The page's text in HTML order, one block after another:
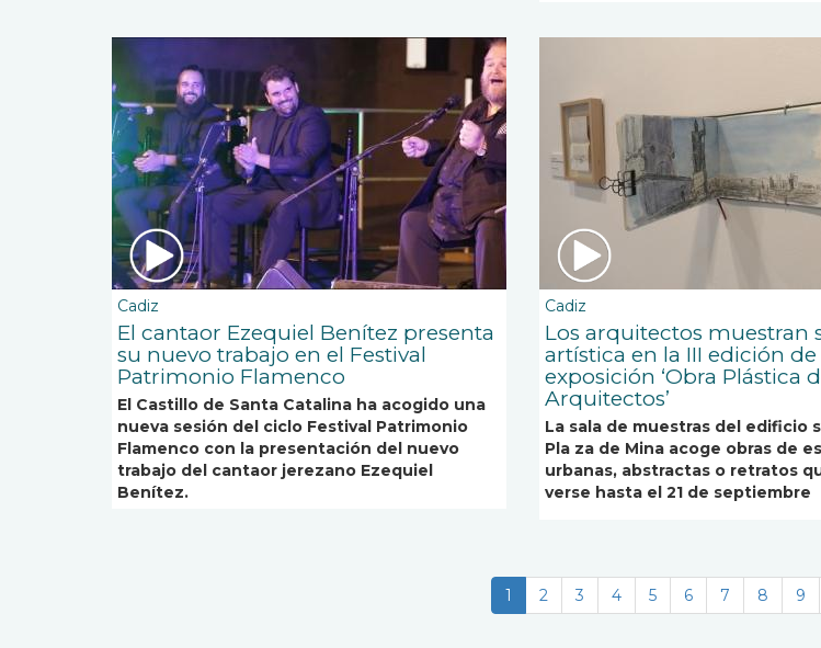
Cadiz
El cantaor Ezequiel Benítez presenta
su nuevo trabajo en el Festival
Patrimonio Flamenco
El Castillo de Santa Catalina ha acogido una
nueva sesión del ciclo Festival Patrimonio
Flamenco con la presentación del nuevo
trabajo del cantaor jerezano Ezequiel
Benítez.
Cadiz
Los arquitectos muestran
artística en la III edición de
exposición ‘Obra Plástica
Arquitectos’
La sala de muestras del edificio
Pla za de Mina acoge obras de
urbanas, abstractas o retratos
verse hasta el 21 de septiembre
Página
actual
1 Page
2 Page
3 Page
4 Page
5 Page
6 Page
7 Page
8 9